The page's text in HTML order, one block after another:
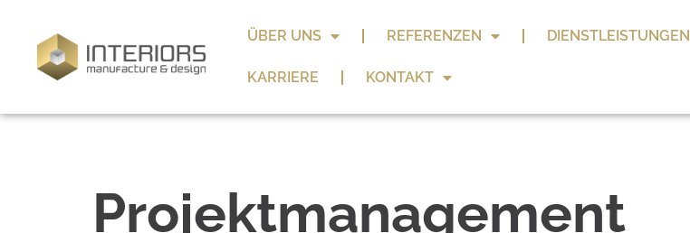
ÜBER UNS REFERENZEN DIENSTLEISTUNGEN
KARRIERE KONTAKT
Projektmanagement